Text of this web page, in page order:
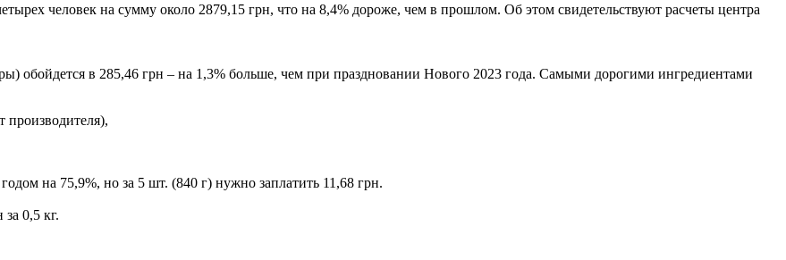
человек на сумму около 2879,15 грн, что на 8,4% дороже, чем в прошлом. Об этом свидетельствуют расчеты центра
обойдется в 285,46 грн – на 1,3% больше, чем при праздновании Нового 2023 года. Самыми дорогими ингредиентами
производителя),
на 75,9%, но за 5 шт. (840 г) нужно заплатить 11,68 грн.
0,5 кг.